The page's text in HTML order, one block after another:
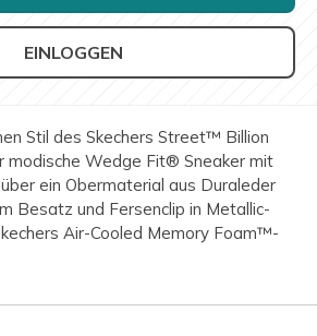
EINLOGGEN
Stil des Skechers Street™ Billion
modische Wedge Fit® Sneaker mit
ein Obermaterial aus Duraleder
Besatz und Fersenclip in Metallic-
Air-Cooled Memory Foam™-